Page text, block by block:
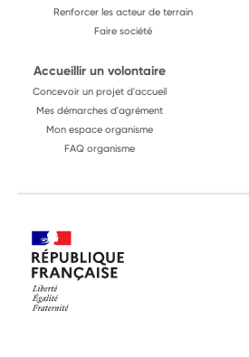
Renforcer les acteur de terrain
Faire société
Accueillir un volontaire
Concevoir un projet d'accueil
Mes démarches d'agrément
Mon espace organisme
FAQ organisme